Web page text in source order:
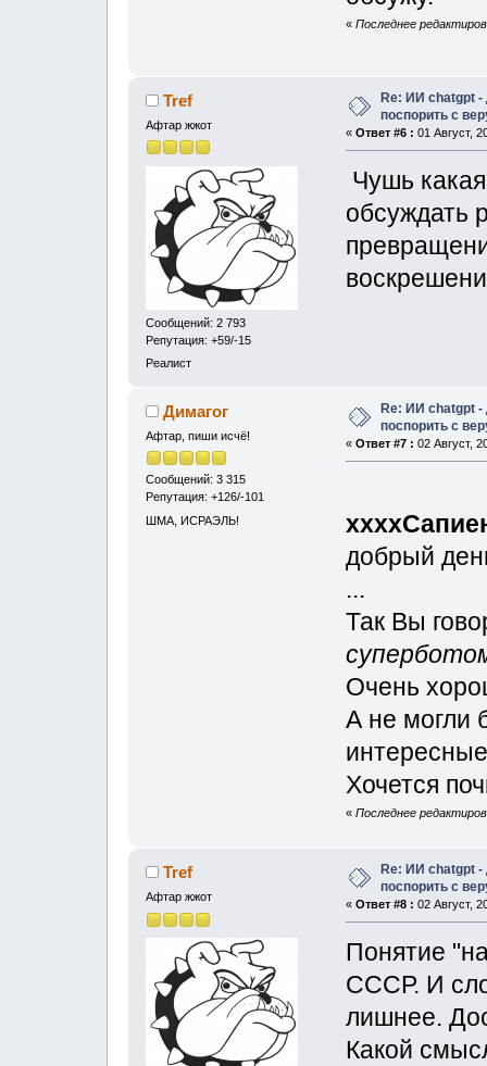
« Последнее
Tref
Афтар жжот
Сообщений: 2 793
Репутация: +59/-15
Реалист
Re: ИИ chatgpt
поспорить с
« Ответ #6 : 01 Август,
Чушь
обсуждать
Димагог
Афтар, пиши исчё!
Сообщений: 3 315
Репутация: +126/-101
ШМА, ИСРАЭЛЬ!
Re: ИИ chatgpt
поспорить с
« Ответ #7 : 02 Август,
добрый
...
Так Вы
Очень
А не могли
Хочется
« Последнее
Tref
Афтар жжот
Re: ИИ chatgpt
поспорить с
« Ответ #8 : 02 Август,
Понятие
СССР. И
лишнее.
Какой